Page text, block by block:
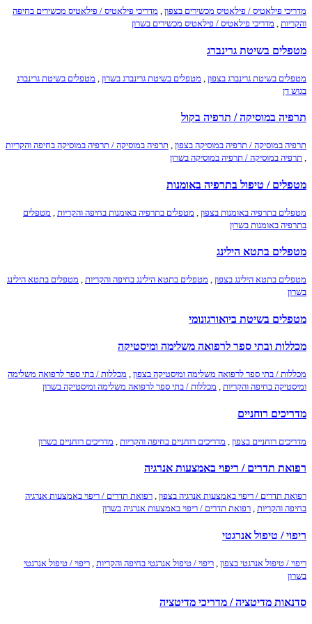
מדריכי פילאטיס / פילאטיס מכשירים בצפון , מדריכי פילאטיס / פילאטיס מכשירים בחיפה
והקריות , מדריכי פילאטיס / פילאטיס מכשירים בשרון
מטפלים בשיטת גרינברג
מטפלים בשיטת גרינברג בצפון מטפלים בשיטת גרינברג בשרון
מטפלים בשיטת גרינברג
בגוש דן
תרפיה במוסיקה / תרפיה בקול
תרפיה במוסיקה / תרפיה במוסיקה בצפון , תרפיה במוסיקה / תרפיה במוסיקה בחיפה והקריות
, תרפיה במוסיקה / תרפיה במוסיקה בשרון
מטפלים / טיפול בתרפיה באומנות
מטפלים בתרפיה באומנות בצפון מטפלים בתרפיה באומנות בחיפה והקריות
מטפלים
בתרפיה באומנות בשרון
מטפלים בתטא הילינג
מטפלים בתטא הילינג בצפון , מטפלים בתטא הילינג בחיפה והקריות , מטפלים בתטא הילינג
בשרון
מטפלים בשיטת ביואורגונומי
מכללות ובתי ספר לרפואה משלימה ומיסטיקה
מכללות / בתי ספר לרפואה משלימה ומיסטיקה בצפון , מכללות / בתי ספר לרפואה משלימה
ומיסטיקה בחיפה והקריות , מכללות / בתי ספר לרפואה משלימה ומיסטיקה בשרון
מדריכים רוחניים
מדריכים רוחניים בצפון מדריכים רוחניים בחיפה והקריות מדריכים רוחניים בשרון
רפואת תדרים / ריפוי באמצעות אנרגיה
רפואת תדרים / ריפוי באמצעות אנרגיה בצפון , רפואת תדרים / ריפוי באמצעות אנרגיה
בחיפה והקריות , רפואת תדרים / ריפוי באמצעות אנרגיה בשרון
ריפוי / טיפול אנרגטי
ריפוי / טיפול אנרגטי בצפון ריפוי / טיפול אנרגטי בחיפה והקריות
ריפוי / טיפול אנרגטי
בשרון
סדנאות מדיטציה / מדריכי מדיטציה